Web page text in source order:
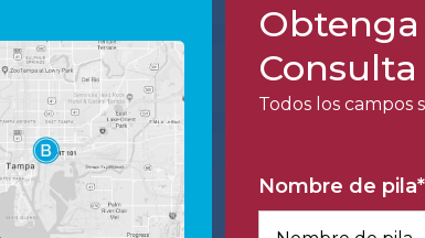
Todos los campos
Nombre de pila*